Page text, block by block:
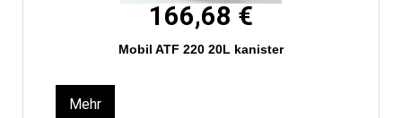
166,68 €
Mobil ATF 220 20L kanister
Mehr